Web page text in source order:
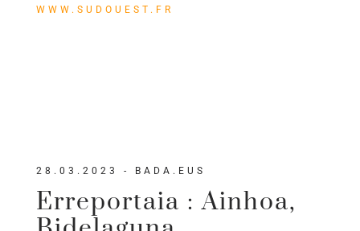
WWW.SUDOUEST.FR
28.03.2023 - BADA.EUS
Erreportaia : Ainhoa,